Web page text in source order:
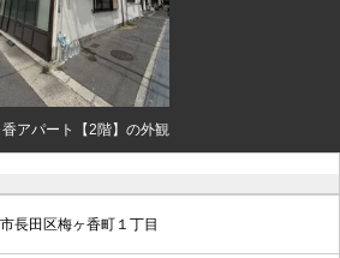
アパート【2階】の外観
長田区梅ヶ香町１丁目